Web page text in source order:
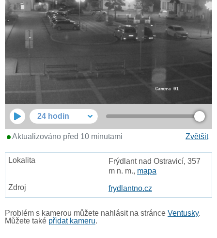
24 hodin
Zvětšit
Aktualizováno před 10 minutami
Frýdlant nad Ostravicí, 357
m n. m., mapa
frydlantno.cz
Problém s kamerou můžete nahlásit na stránce Ventusky.
Můžete také přidat kameru.